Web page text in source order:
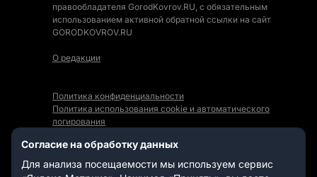
правообладателя GorodKovrov.RU, с обязательным
использованием активной обратной ссылки на сайт
GORODKOVROV.RU
О редакции
Политика конфиденциальности
Политика использования cookie и автоматического
логирования
Мы в социальных сетях:
Согласие на обработку данных
Для анализа посещаемости мы используем сервис